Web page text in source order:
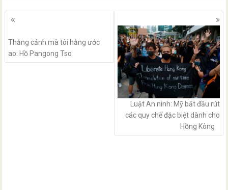
Posts
Thắng cảnh mà tôi hằng ước
ao: Hồ Pangong Tso
Luật An ninh: Mỹ bắt đầu rút
các quy chế đặc biệt dành cho
Hồng Kông